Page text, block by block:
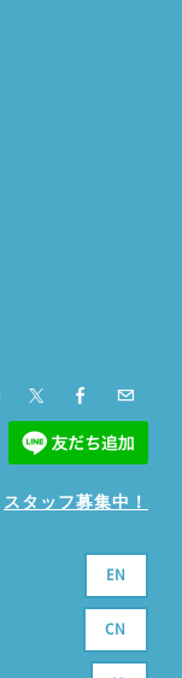
スタッフ募集中！
EN
CN